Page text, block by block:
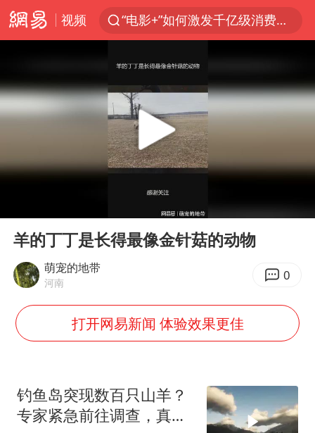
视频
“电影+”如何激发千亿级消费新活力？
秋天的第一杯奶茶怎么选
四川宜宾高县4.9级地震致1死
38岁演员求职万岁山NPC成功
胡彦斌获《歌手2026》歌王
U17国足三连胜晋级明日之星半决赛
东航：国内客票提前14天免费退改
名创优品回应女子吐槽内裤质量差
Play
羊的丁丁是长得最像金针菇的动物
萌宠的地带
河南 0
打开网易新闻 体验效果更佳
钓鱼岛突现数百只山羊？
专家紧急前往调查，真实